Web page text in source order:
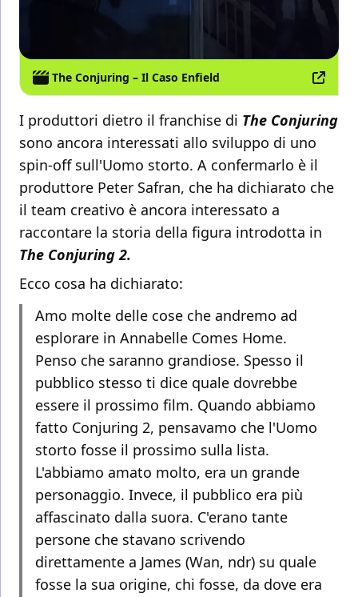
The Conjuring – Il Caso Enfield
I produttori dietro il franchise di The Conjuring
sono ancora interessati allo sviluppo di uno
spin-off sull'Uomo storto. A confermarlo è il
produttore Peter Safran, che ha dichiarato che
il team creativo è ancora interessato a
raccontare la storia della figura introdotta in
The Conjuring 2.
Ecco cosa ha dichiarato:
Amo molte delle cose che andremo ad
esplorare in Annabelle Comes Home.
Penso che saranno grandiose. Spesso il
pubblico stesso ti dice quale dovrebbe
essere il prossimo film. Quando abbiamo
fatto Conjuring 2, pensavamo che l'Uomo
storto fosse il prossimo sulla lista.
L'abbiamo amato molto, era un grande
personaggio. Invece, il pubblico era più
affascinato dalla suora. C'erano tante
persone che stavano scrivendo
direttamente a James (Wan, ndr) su quale
fosse la sua origine, chi fosse, da dove era